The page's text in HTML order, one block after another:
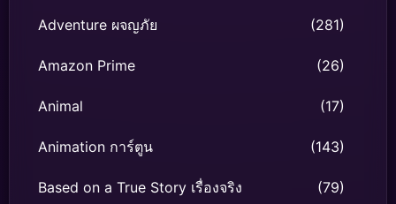
Adventure ผจญภัย (281)
Amazon Prime (26)
Animal (17)
Animation การ์ตูน (143)
Based on a True Story เรื่องจริง (79)